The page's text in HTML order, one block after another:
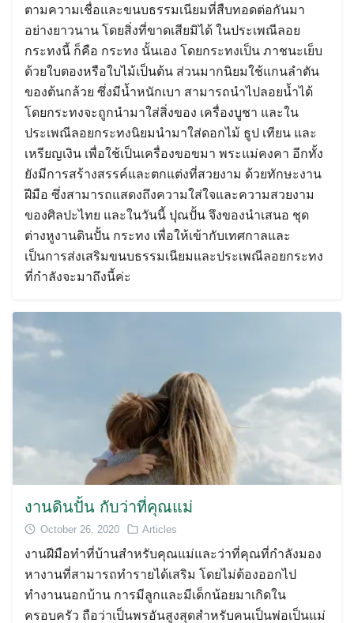
ตามความเชื่อและขนบธรรมเนียมที่สืบทอดต่อกันมา
อย่างยาวนาน โดยสิ่งที่ขาดเสียมิได้ ในประเพณีลอย
กระทงนี้ ก็คือ กระทง นั้นเอง โดยกระทงเป็น ภาชนะเย็บ
ด้วยใบตองหรือใบไม้เป็นต้น ส่วนมากนิยมใช้แกนลำตัน
ของต้นกล้วย ซึ่งมีน้ำหนักเบา สามารถนำไปลอยน้ำได้
โดยกระทงจะถูกนำมาใส่สิ่งของ เครื่องบูชา และใน
ประเพณีลอยกระทงนิยมนำมาใส่ดอกไม้ ธูป เทียน และ
เหรียญเงิน เพื่อใช้เป็นเครื่องขอขมา พระแม่คงคา อีกทั้ง
ยังมีการสร้างสรรค์และตกแต่งที่สวยงาม ด้วยทักษะงาน
ฝีมือ ซึ่งสามารถแสดงถึงความใส่ใจและความสวยงาม
ของศิลปะไทย และในวันนี้ ปุณปั้น จึงของนำเสนอ ชุด
ต่างหูงานดินปั้น กระทง เพื่อให้เข้ากับเทศกาลและ
เป็นการส่งเสริมขนบธรรมเนียมและประเพณีลอยกระทง
ที่กำลังจะมาถึงนี้ค่ะ
งานดินปั้น กับว่าที่คุณแม่
October 26, 2020 Articles
งานฝีมือทำที่บ้านสำหรับคุณแม่และว่าที่คุณที่กำลังมอง
หางานที่สามารถทำรายได้เสริม โดยไม่ต้องออกไป
ทำงานนอกบ้าน การมีลูกและมีเด็กน้อยมาเกิดใน
ครอบครัว ถือว่าเป็นพรอันสูงสุดสำหรับคนเป็นพ่อเป็นแม่